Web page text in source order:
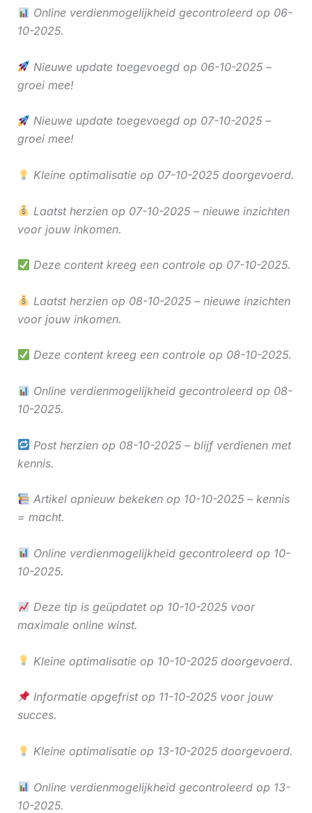
Online verdienmogelijkheid gecontroleerd op 06-
10-2025.
Nieuwe update toegevoegd op 06-10-2025 –
groei mee!
Nieuwe update toegevoegd op 07-10-2025 –
groei mee!
Kleine optimalisatie op 07-10-2025 doorgevoerd.
Laatst herzien op 07-10-2025 – nieuwe inzichten
voor jouw inkomen.
Deze content kreeg een controle op 07-10-2025.
Laatst herzien op 08-10-2025 – nieuwe inzichten
voor jouw inkomen.
Deze content kreeg een controle op 08-10-2025.
Online verdienmogelijkheid gecontroleerd op 08-
10-2025.
Post herzien op 08-10-2025 – blijf verdienen met
kennis.
Artikel opnieuw bekeken op 10-10-2025 – kennis
= macht.
Online verdienmogelijkheid gecontroleerd op 10-
10-2025.
Deze tip is geüpdatet op 10-10-2025 voor
maximale online winst.
Kleine optimalisatie op 10-10-2025 doorgevoerd.
Informatie opgefrist op 11-10-2025 voor jouw
succes.
Kleine optimalisatie op 13-10-2025 doorgevoerd.
Online verdienmogelijkheid gecontroleerd op 13-
10-2025.